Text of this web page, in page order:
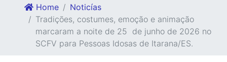
Home
Noticías
Tradições, costumes, emoção e animação
marcaram a noite de 25 de junho de 2026 no
SCFV para Pessoas Idosas de Itarana/ES.